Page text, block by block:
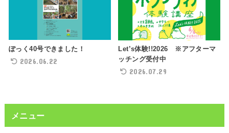
ぽっく40号できました！
2026.06.22
Let’s体験!!2026 ※アフターマ
ッチング受付中
2026.07.29
メニュー